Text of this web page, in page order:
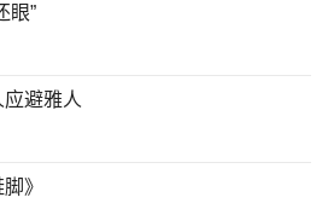
眼”
应避雅人
》